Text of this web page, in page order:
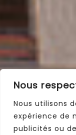
Nous
Nous utilisons
expérience de
publicités ou